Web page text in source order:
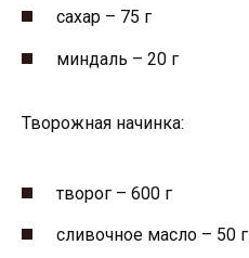
сахар – 75 г
миндаль – 20 г
Творожная начинка:
творог – 600 г
сливочное масло – 50 г